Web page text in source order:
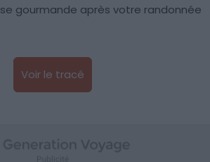
gourmande après votre randonnée
Voir le tracé